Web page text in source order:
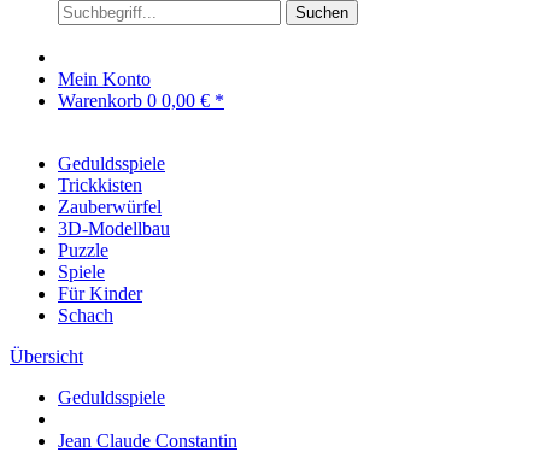
Suchen
Mein Konto
Warenkorb 0 0,00 € *
Geduldsspiele
Trickkisten
Zauberwürfel
3D-Modellbau
Puzzle
Spiele
Für Kinder
Schach
Übersicht
Geduldsspiele
Jean Claude Constantin